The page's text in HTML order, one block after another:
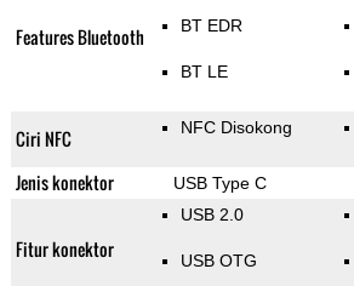
Features Bluetooth BT EDR
BT LE
Ciri NFC NFC Disokong
Jenis konektor USB Type C
Fitur konektor
USB 2.0
USB OTG